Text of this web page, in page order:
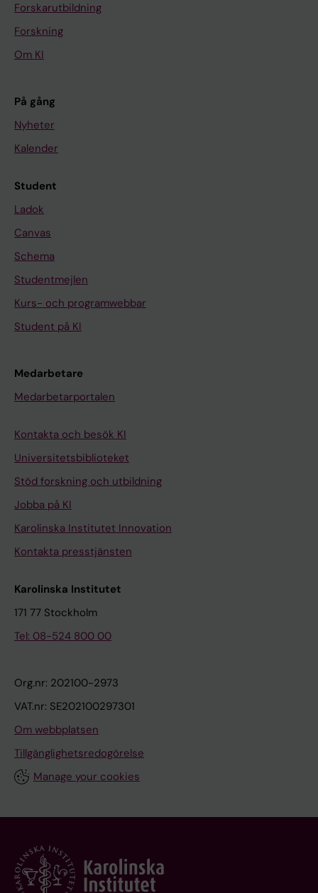
Forskarutbildning
Forskning
Om KI
På gång
Nyheter
Kalender
Student
Ladok
Canvas
Schema
Studentmejlen
Kurs- och programwebbar
Student på KI
Medarbetare
Medarbetarportalen
Kontakta och besök KI
Universitetsbiblioteket
Stöd forskning och utbildning
Jobba på KI
Karolinska Institutet Innovation
Kontakta presstjänsten
Karolinska Institutet
171 77 Stockholm
Tel: 08-524 800 00
Org.nr: 202100-2973
VAT.nr: SE202100297301
Om webbplatsen
Tillgänglighetsredogörelse
Manage your cookies